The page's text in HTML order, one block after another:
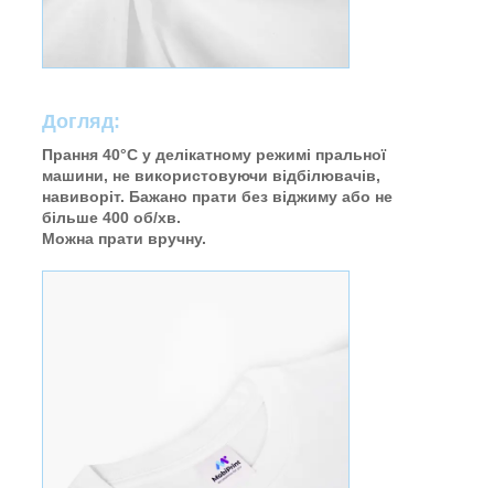
Догляд:
Прання 40°C у делікатному режимі пральної
машини, не використовуючи відбілювачів,
навиворіт. Бажано прати без віджиму або не
більше 400 об/хв.
Можна прати вручну.